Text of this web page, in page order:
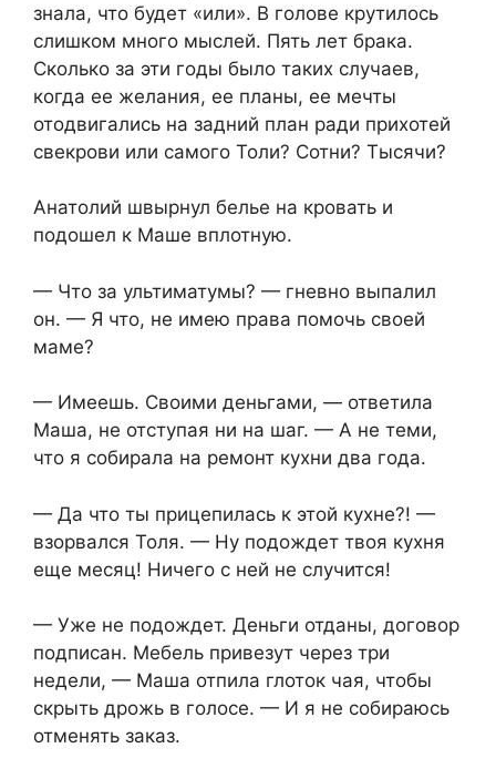
знала, что будет «или». В голове крутилось
слишком много мыслей. Пять лет брака.
Сколько за эти годы было таких случаев,
когда ее желания, ее планы, ее мечты
отодвигались на задний план ради прихотей
свекрови или самого Толи? Сотни? Тысячи?
Анатолий швырнул белье на кровать и
подошел к Маше вплотную.
— Что за ультиматумы? — гневно выпалил
он. — Я что, не имею права помочь своей
маме?
— Имеешь. Своими деньгами, — ответила
Маша, не отступая ни на шаг. — А не теми,
что я собирала на ремонт кухни два года.
— Да что ты прицепилась к этой кухне?! —
взорвался Толя. — Ну подождет твоя кухня
еще месяц! Ничего с ней не случится!
— Уже не подождет. Деньги отданы, договор
подписан. Мебель привезут через три
недели, — Маша отпила глоток чая, чтобы
скрыть дрожь в голосе. — И я не собираюсь
отменять заказ.